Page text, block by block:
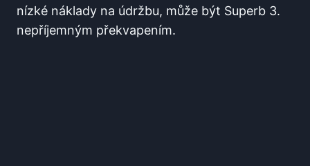
nízké náklady na údržbu, může být Superb 3.
nepříjemným překvapením.